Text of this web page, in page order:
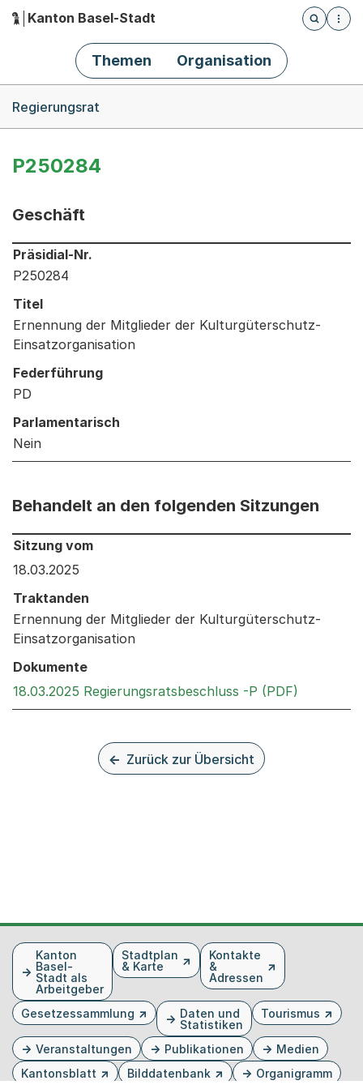
Hauptnavigation
Kanton Basel-Stadt
Öffnet
Themen Organisation
Regierungsrat
P250284
Geschäft
Informationen zum Ausgewählten Geschäft
Präsidial-Nr.
P250284
Titel
Ernennung der Mitglieder der Kulturgüterschutz-
Einsatzorganisation
Federführung
PD
Parlamentarisch
Nein
Behandelt an den folgenden Sitzungen
Behandelt an den folgenden Sitzungen: Informationen
Sitzung vom
18.03.2025
Traktanden
Ernennung der Mitglieder der Kulturgüterschutz-
Einsatzorganisation
Dokumente
18.03.2025 Regierungsratsbeschluss -P (PDF)
Zurück zur Übersicht
FusszeileKanton
Basel-
Stadt als
Arbeitgeber
Stadtplan
& Karte
Kontakte
&
Adressen
Gesetzessammlung
Daten und
Statistiken
Tourismus
Veranstaltungen Publikationen
Medien
Kantonsblatt
Bilddatenbank Organigramm